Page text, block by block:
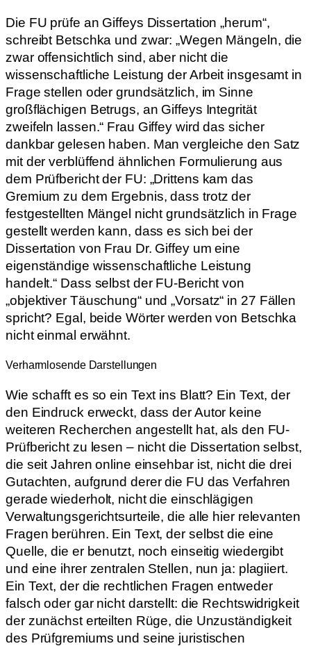
Die FU prüfe an Giffeys Dissertation „herum“,
schreibt Betschka und zwar: „Wegen Mängeln, die
zwar offensichtlich sind, aber nicht die
wissenschaftliche Leistung der Arbeit insgesamt in
Frage stellen oder grundsätzlich, im Sinne
großflächigen Betrugs, an Giffeys Integrität
zweifeln lassen.“ Frau Giffey wird das sicher
dankbar gelesen haben. Man vergleiche den Satz
mit der verblüffend ähnlichen Formulierung aus
dem Prüfbericht der FU: „Drittens kam das
Gremium zu dem Ergebnis, dass trotz der
festgestellten Mängel nicht grundsätzlich in Frage
gestellt werden kann, dass es sich bei der
Dissertation von Frau Dr. Giffey um eine
eigenständige wissenschaftliche Leistung
handelt.“ Dass selbst der FU-Bericht von
„objektiver Täuschung“ und „Vorsatz“ in 27 Fällen
spricht? Egal, beide Wörter werden von Betschka
nicht einmal erwähnt.
Verharmlosende Darstellungen
Wie schafft es so ein Text ins Blatt? Ein Text, der
den Eindruck erweckt, dass der Autor keine
weiteren Recherchen angestellt hat, als den FU-
Prüfbericht zu lesen – nicht die Dissertation selbst,
die seit Jahren online einsehbar ist, nicht die drei
Gutachten, aufgrund derer die FU das Verfahren
gerade wiederholt, nicht die einschlägigen
Verwaltungsgerichtsurteile, die alle hier relevanten
Fragen berühren. Ein Text, der selbst die eine
Quelle, die er benutzt, noch einseitig wiedergibt
und eine ihrer zentralen Stellen, nun ja: plagiiert.
Ein Text, der die rechtlichen Fragen entweder
falsch oder gar nicht darstellt: die Rechtswidrigkeit
der zunächst erteilten Rüge, die Unzuständigkeit
des Prüfgremiums und seine juristischen